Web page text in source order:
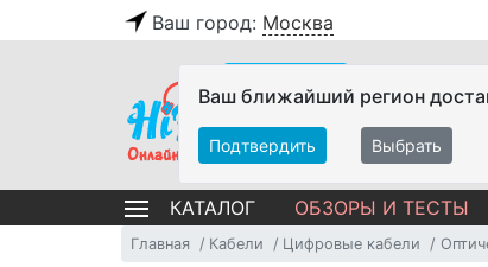
Ваш город: Москва
Ваш ближайший регион
Подтвердить Выбрать
КАТАЛОГ ОБЗОРЫ И ТЕСТЫ
Главная Кабели Цифровые кабели